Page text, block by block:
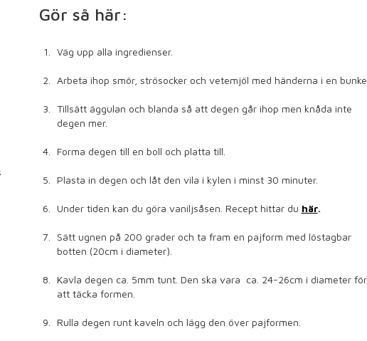
Gör så här:
Väg upp alla ingredienser.
Arbeta ihop smör, strösocker och vetemjöl med händerna i en
Tillsätt äggulan och blanda så att degen går ihop men knåda inte
degen mer.
Forma degen till en boll och platta till.
Plasta in degen och låt den vila i kylen i minst 30 minuter.
Under tiden kan du göra vaniljsåsen. Recept hittar du här.
Sätt ugnen på 200 grader och ta fram en pajform med löstagbar
botten (20cm i diameter).
Kavla degen ca. 5mm tunt. Den ska vara ca. 24-26cm i diameter för
att täcka formen.
Rulla degen runt kaveln och lägg den över pajformen.